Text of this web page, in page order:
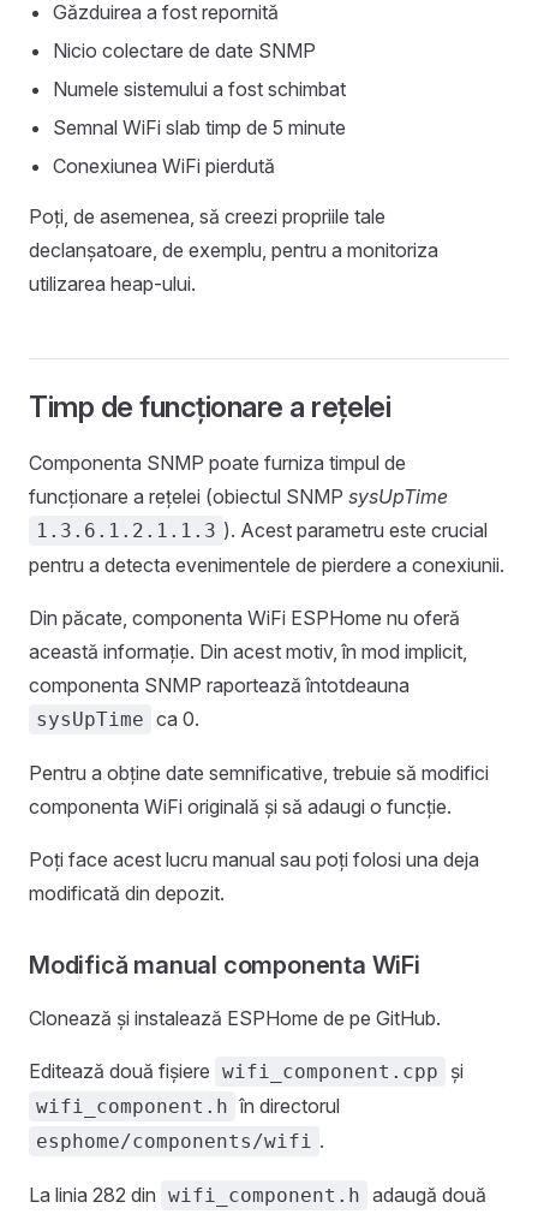
Găzduirea a fost repornită
Nicio colectare de date SNMP
Numele sistemului a fost schimbat
Semnal WiFi slab timp de 5 minute
Conexiunea WiFi pierdută
Poți, de asemenea, să creezi propriile tale
declanșatoare, de exemplu, pentru a monitoriza
utilizarea heap-ului.
Timp de funcționare a rețelei
Componenta SNMP poate furniza timpul de
funcționare a rețelei (obiectul SNMP sysUpTime
1.3.6.1.2.1.1.3 ). Acest parametru este crucial
pentru a detecta evenimentele de pierdere a conexiunii.
Din păcate, componenta WiFi ESPHome nu oferă
această informație. Din acest motiv, în mod implicit,
componenta SNMP raportează întotdeauna
sysUpTime ca 0.
Pentru a obține date semnificative, trebuie să modifici
componenta WiFi originală și să adaugi o funcție.
Poți face acest lucru manual sau poți folosi una deja
modificată din depozit.
Modifică manual componenta WiFi
Clonează și instalează ESPHome de pe GitHub.
Editează două fișiere wifi_component.cpp și
wifi_component.h în directorul
esphome/components/wifi .
La linia 282 din wifi_component.h adaugă două